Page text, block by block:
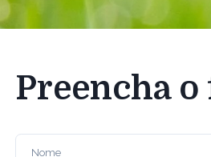
Preencha